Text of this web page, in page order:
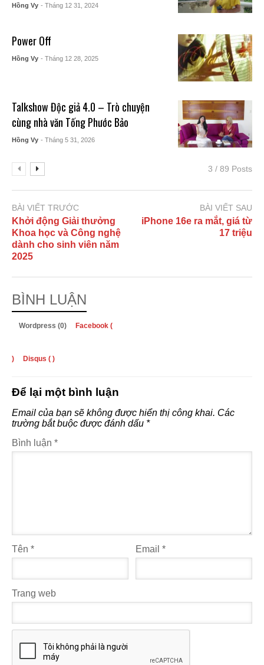
Hồng Vy - Tháng 12 31, 2024
Power Off
Hồng Vy - Tháng 12 28, 2025
Talkshow Độc giả 4.0 – Trò chuyện
cùng nhà văn Tống Phước Bảo
Hồng Vy - Tháng 5 31, 2026
3 / 89 Posts
BÀI VIẾT TRƯỚC
Khởi động Giải thưởng
Khoa học và Công nghệ
dành cho sinh viên năm
2025
BÀI VIẾT SAU
iPhone 16e ra mắt, giá từ
17 triệu
BÌNH LUẬN
Wordpress (0) Facebook (
) Disqus ( )
Để lại một bình luận
Email của bạn sẽ không được hiển thị công khai. Các
trường bắt buộc được đánh dấu *
Bình luận *
Tên * Email*
Trang web